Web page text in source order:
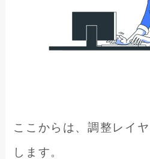
ここからは、調整レイ
します。